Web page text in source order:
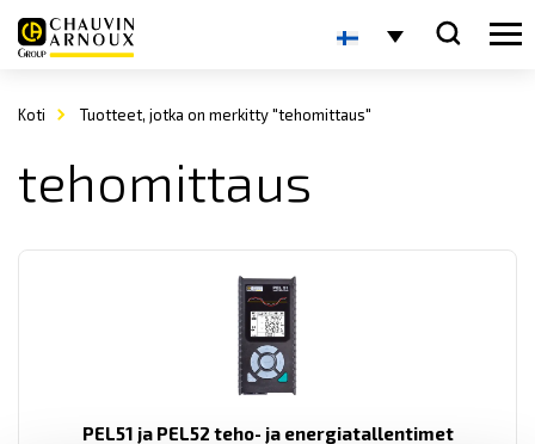
Koti Tuotteet, jotka on merkitty "tehomittaus"
tehomittaus
PEL51 ja PEL52 teho- ja energiatallentimet